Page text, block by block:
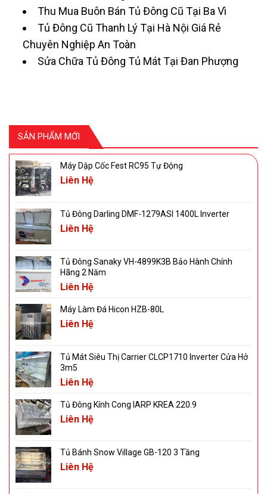
SẢN PHẨM MỚI
Máy Dập Cốc Fest RC95 Tự Động
Liên Hệ
Tủ Đông Darling DMF-1279ASI 1400L Inverter
Liên Hệ
Tủ Đông Sanaky VH-4899K3B Bảo Hành Chính
Hãng 2 Năm
Liên Hệ
Máy Làm Đá Hicon HZB-80L
Liên Hệ
Tủ Mát Siêu Thị Carrier CLCP1710 Inverter Cửa Hở
3m5
Liên Hệ
Tủ Đông Kính Cong IARP KREA 220.9
Liên Hệ
Tủ Bánh Snow Village GB-120 3 Tầng
Liên Hệ
Thu Mua Buôn Bán Tủ Đông Cũ Tại Ba Vì
Tủ Đông Cũ Thanh Lý Tại Hà Nội Giá Rẻ
Chuyên Nghiệp An Toàn
Sửa Chữa Tủ Đông Tủ Mát Tại Đan Phượng